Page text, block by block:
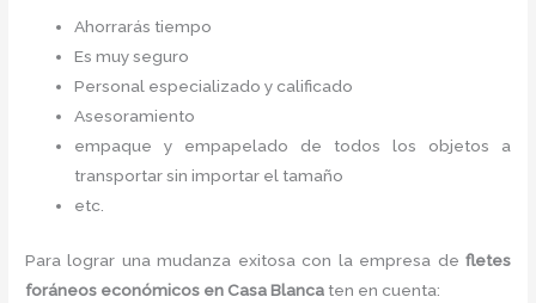
Ahorrarás tiempo
Es muy seguro
Personal especializado y calificado
Asesoramiento
empaque y empapelado de todos los objetos a
transportar sin importar el tamaño
etc.
Para lograr una mudanza exitosa con la empresa de fletes
foráneos económicos en Casa Blanca ten en cuenta: